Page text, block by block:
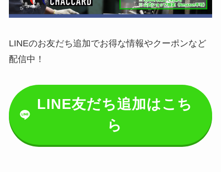
LINEのお友だち追加でお得な情報やクーポンなど
配信中！
LINE友だち追加はこち
ら